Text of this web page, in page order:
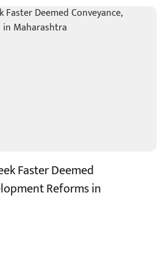
Faster Deemed
Reforms in